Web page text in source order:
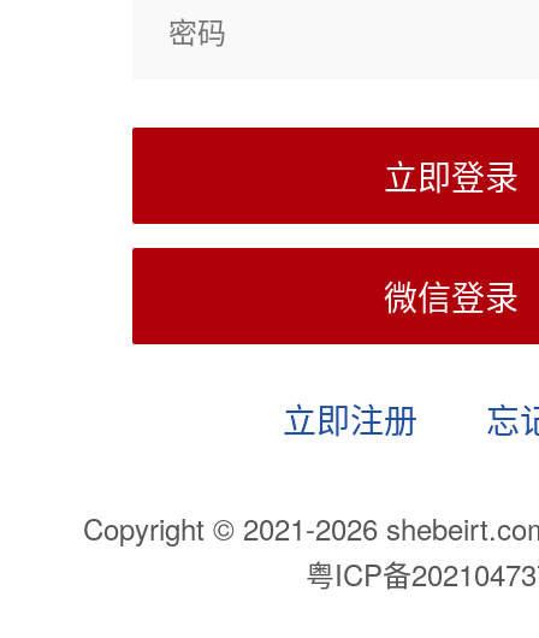
立即登录
微信登录
立即注册 忘
Copyright © 2021-2026
粤ICP备